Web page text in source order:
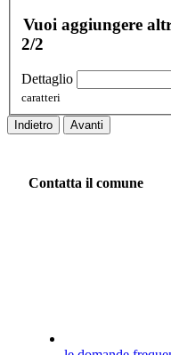
Vuoi aggiungere
2/2
Dettaglio
caratteri
Indietro Avanti
Contatta il comune